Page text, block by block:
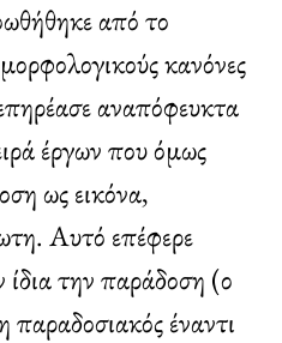
από το
κανόνες
αναπόφευκτα
έργων που όμως
ως εικόνα,
Αυτό επέφερε
την παράδοση (ο
έναντι